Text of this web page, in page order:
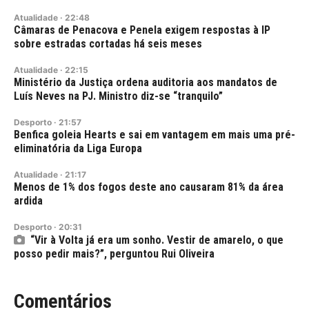
Atualidade · 22:48
Câmaras de Penacova e Penela exigem respostas à IP
sobre estradas cortadas há seis meses
Atualidade · 22:15
Ministério da Justiça ordena auditoria aos mandatos de
Luís Neves na PJ. Ministro diz-se “tranquilo”
Desporto · 21:57
Benfica goleia Hearts e sai em vantagem em mais uma pré-
eliminatória da Liga Europa
Atualidade · 21:17
Menos de 1% dos fogos deste ano causaram 81% da área
ardida
Desporto · 20:31
“Vir à Volta já era um sonho. Vestir de amarelo, o que
posso pedir mais?”, perguntou Rui Oliveira
Comentários